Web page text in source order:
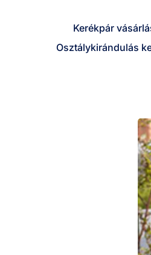
Kerékpár
Osztálykirándulás